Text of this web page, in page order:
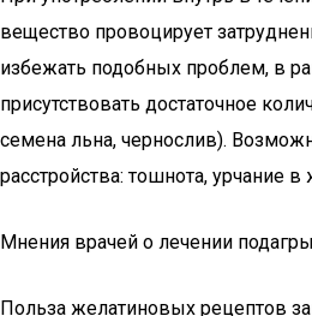
вещество провоцирует
избежать подобных проблем, в
присутствовать достаточное
семена льна, чернослив).
расстройства: тошнота, урчание в
Мнения врачей о лечении
Польза желатиновых рецептов